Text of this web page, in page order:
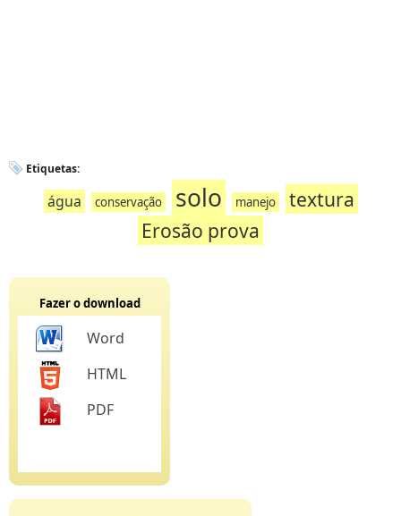
Etiquetas:
água conservação solo manejo
textura
Erosão prova
Fazer o download
Word
HTML
PDF